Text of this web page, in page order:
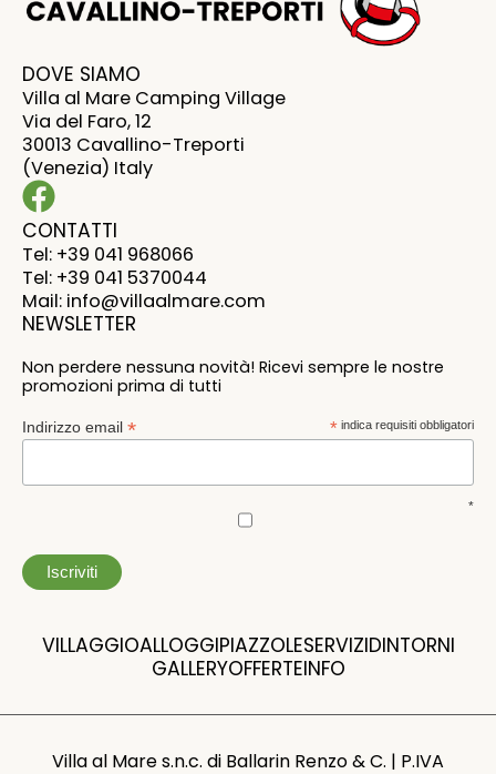
DOVE SIAMO
Villa al Mare Camping Village
Via del Faro, 12
30013 Cavallino-Treporti
(Venezia) Italy
CONTATTI
Tel: +39 041 968066
Tel: +39 041 5370044
Mail: info@villaalmare.com
NEWSLETTER
Non perdere nessuna novità! Ricevi sempre le nostre
promozioni prima di tutti
* indica requisiti obbligatori
Indirizzo email *
*
VILLAGGIOALLOGGIPIAZZOLESERVIZIDINTORNI
GALLERYOFFERTEINFO
Villa al Mare s.n.c. di Ballarin Renzo & C. | P.IVA